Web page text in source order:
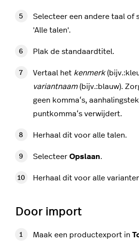
Selecteer een andere taal of
'Alle talen'.
Plak de standaardtitel.
Vertaal het kenmerk
variantnaam(bijv.:blauw).
geen komma‘s,
puntkomma‘s verwijdert.
Herhaal dit voor alle talen.
Selecteer Opslaan.
Herhaal dit voor alle
Door import
Maak een productexport in